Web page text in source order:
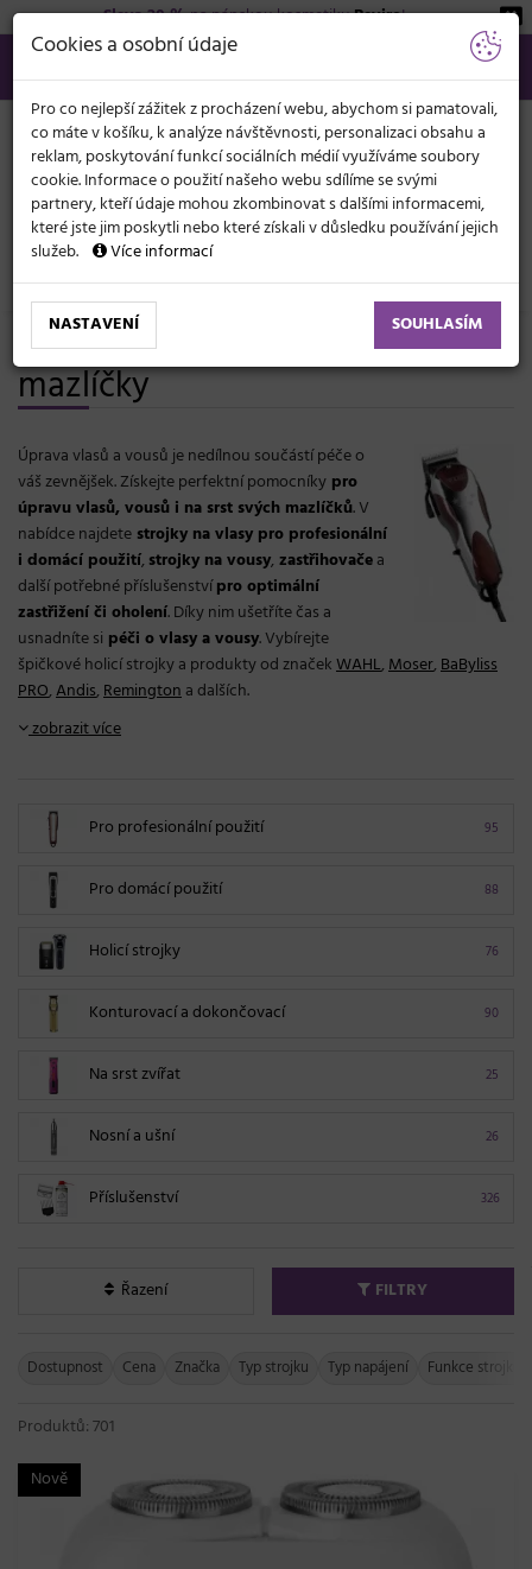
Sleva 20 %na pánskou kosmetikuBeviro!
566 440 099
info@svetkadernictvi.cz
Po−pá: 8−17
Vše o nákupu Kč
KATEGORIE
MENU
Elektronika Strojky
Strojky na vlasy, vousy i domácí
mazlíčky
Úprava vlasů a vousů je nedílnou součástí péče o
váš zevnějšek. Získejte perfektní pomocníky pro
úpravu vlasů, vousů i na srst svých mazlíčků. V
nabídce najdete strojky na vlasy pro profesionální
i domácí použití,strojky na vousy,zastřihovačea
další potřebné příslušenstvípro optimální
zastřižení či oholení. Díky nim ušetříte čas a
usnadníte si péči o vlasy a vousy. Vybírejte
špičkové holicí strojky a produkty od značekWAHL,Moser,BaByliss
PRO,Andis,Remingtona dalších.
zobrazit více
95
Pro profesionální použití
88
Pro domácí použití
76
Holicí strojky
90
Konturovací a dokončovací
25
Na srst zvířat
26
Nosní a ušní
326
Příslušenství
Řazení FILTRY
Dostupnost Cena Značka Typ strojku Typ napájení Funkce strojku
Produktů: 701
Nově
Cookies a osobní údaje
Pro co nejlepší zážitek z procházení webu, abychom si pamatovali,
co máte v košíku, k analýze návštěvnosti, personalizaci obsahu a
reklam, poskytování funkcí sociálních médií využíváme soubory
cookie. Informace o použití našeho webu sdílíme se svými
partnery, kteří údaje mohou zkombinovat s dalšími informacemi,
které jste jim poskytli nebo které získali v důsledku používání jejich
služeb.
Více informací
NASTAVENÍ SOUHLASÍM